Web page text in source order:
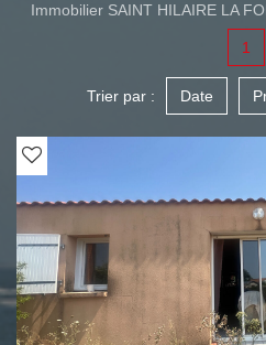
Immobilier SAINT HILAIRE LA
1
Trier par : Date